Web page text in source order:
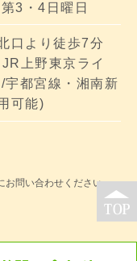
3・4日曜日
口より徒歩7分
上野東京ライ
宇都宮線・湘南新
可能)
お問い合わせください。